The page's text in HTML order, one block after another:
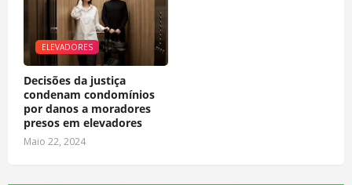
ELEVADORES
Decisões da justiça
condenam condomínios
por danos a moradores
presos em elevadores
Maio 22, 2024